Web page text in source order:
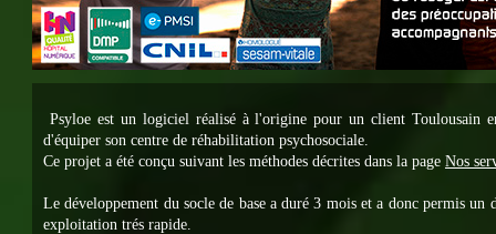
Psyloe est un logiciel réalisé à l'origine pour un client Toulousain
d'équiper son centre de réhabilitation psychosociale.
Ce projet a été conçu suivant les méthodes décrites dans la page Nos
Le développement du socle de base a duré 3 mois et a donc permis un
exploitation trés rapide.